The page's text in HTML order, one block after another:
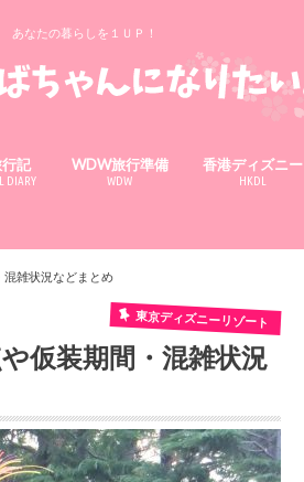
あなたの暮らしを１ＵＰ！
記
DIARY
WDW旅行準備
WDW
香港ディズニー
HKDL
混雑状況などまとめ
東京ディズニーリゾート
仮装期間・混雑状況